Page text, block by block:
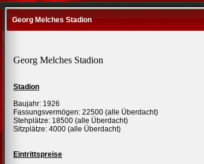
Georg Melches Stadion
Georg Melches Stadion
Stadion
Baujahr: 1926
Fassungsvermögen: 22500 (alle Überdacht)
Stehplätze: 18500 (alle Überdacht)
Sitzplätze: 4000 (alle Überdacht)
Eintrittspreise